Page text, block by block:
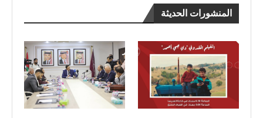
المنشورات الحديثة